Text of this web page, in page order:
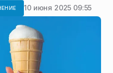
10 июня 2025 09:55